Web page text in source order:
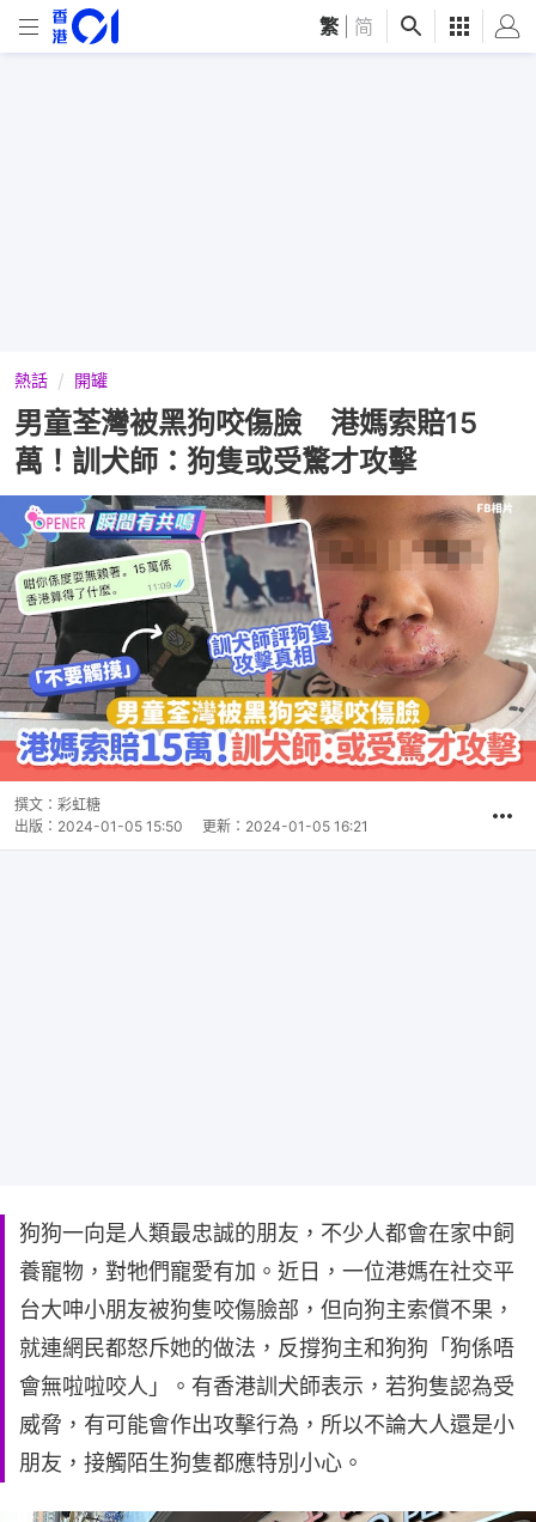
繁 简
熱話 開罐
男童荃灣被黑狗咬傷臉 港媽索賠15
萬！訓犬師：狗隻或受驚才攻擊
撰文： 彩虹糖
出版： 2024-01-05 15:50 更新： 2024-01-05 16:21
狗狗一向是人類最忠誠的朋友，不少人都會在家中飼
養寵物，對牠們寵愛有加。近日，一位港媽在社交平
台大呻小朋友被狗隻咬傷臉部，但向狗主索償不果，
就連網民都怒斥她的做法，反撐狗主和狗狗「狗係唔
會無啦啦咬人」。有香港訓犬師表示，若狗隻認為受
威脅，有可能會作出攻擊行為，所以不論大人還是小
朋友，接觸陌生狗隻都應特別小心。